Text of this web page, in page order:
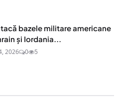
bazele militare americane
și Iordania...
2026 0 5